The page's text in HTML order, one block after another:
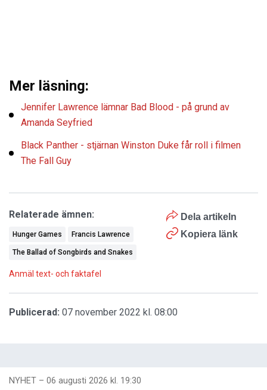
Mer läsning:
Jennifer Lawrence lämnar Bad Blood - på grund av
Amanda Seyfried
Black Panther - stjärnan Winston Duke får roll i filmen
The Fall Guy
Dela artikeln
Kopiera länk
Relaterade ämnen:
Hunger Games Francis Lawrence
The Ballad of Songbirds and Snakes
Anmäl text- och faktafel
Publicerad: 07 november 2022 kl. 08:00
NYHET – 06 augusti 2026 kl. 19:30